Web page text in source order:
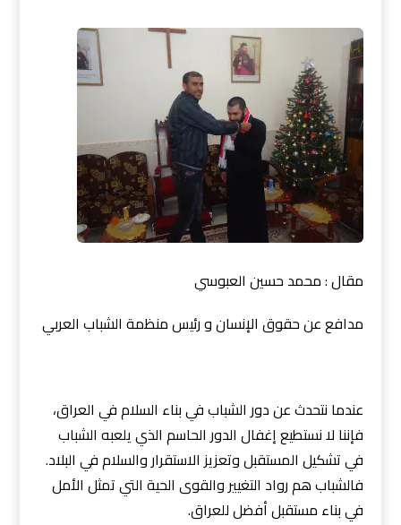
مقال : محمد حسين العبوسي
مدافع عن حقوق الإنسان و رئيس منظمة الشباب العربي
عندما نتحدث عن دور الشباب في بناء السلام في العراق،
فإننا لا نستطيع إغفال الدور الحاسم الذي يلعبه الشباب
في تشكيل المستقبل وتعزيز الاستقرار والسلام في البلاد.
فالشباب هم رواد التغيير والقوى الحية التي تمثل الأمل
في بناء مستقبل أفضل للعراق.